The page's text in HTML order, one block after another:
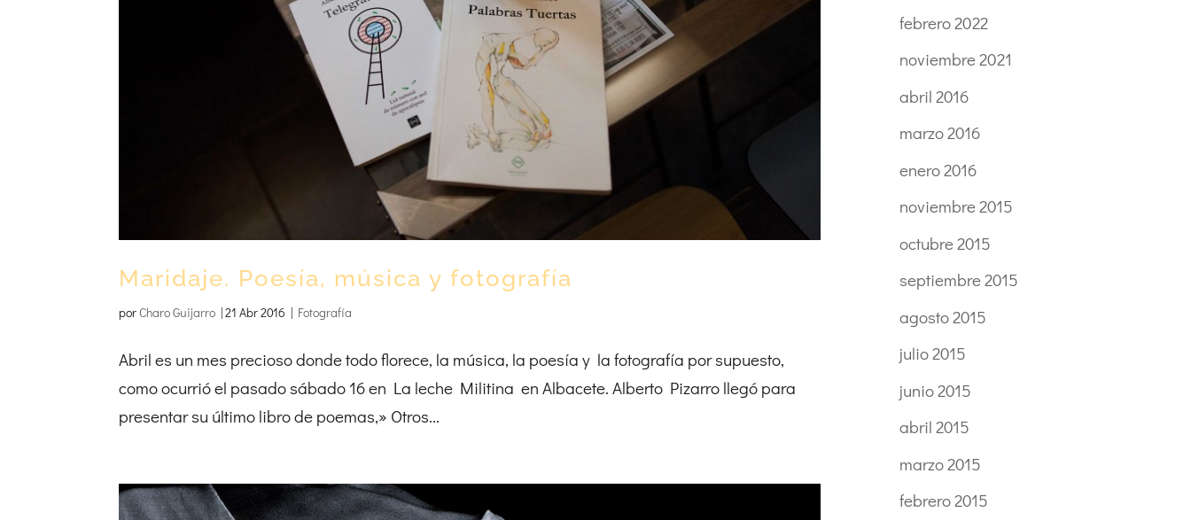
Maridaje. Poesía, música y fotografía
porCharo Guijarro |21 Abr 2016 | Fotografía
Abril es un mes precioso donde todo florece, la música, la poesía y la fotografía por supuesto,
como ocurrió el pasado sábado 16 en La leche Militina en Albacete. Alberto Pizarro llegó para
presentar su último libro de poemas,» Otros...
febrero 2022
noviembre 2021
abril 2016
marzo 2016
enero 2016
noviembre 2015
octubre 2015
septiembre 2015
agosto 2015
julio 2015
junio 2015
abril 2015
marzo 2015
febrero 2015